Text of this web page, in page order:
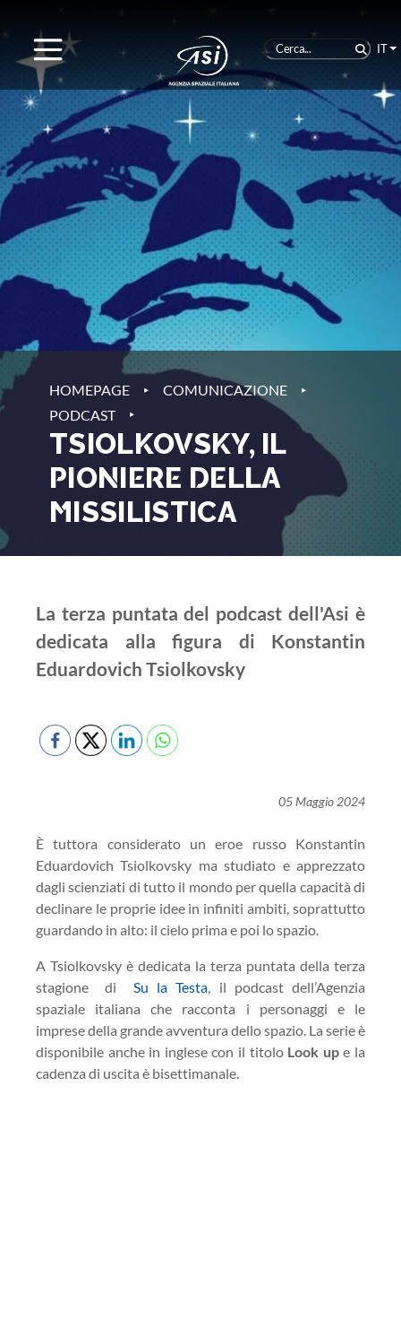
IT
HOMEPAGE ‣ COMUNICAZIONE ‣
PODCAST ‣
TSIOLKOVSKY, IL
PIONIERE DELLA
MISSILISTICA
La terza puntata del podcast dell'Asi è
dedicata alla figura di Konstantin
Eduardovich Tsiolkovsky
05 Maggio 2024
È tuttora considerato un eroe russo Konstantin
Eduardovich Tsiolkovsky ma studiato e apprezzato
dagli scienziati di tutto il mondo per quella capacità di
declinare le proprie idee in infiniti ambiti, soprattutto
guardando in alto: il cielo prima e poi lo spazio.
A Tsiolkovsky è dedicata la terza puntata della terza
stagione di Su la Testa, il podcast dell’Agenzia
spaziale italiana che racconta i personaggi e le
imprese della grande avventura dello spazio. La serie è
disponibile anche in inglese con il titolo Look upe la
cadenza di uscita è bisettimanale.